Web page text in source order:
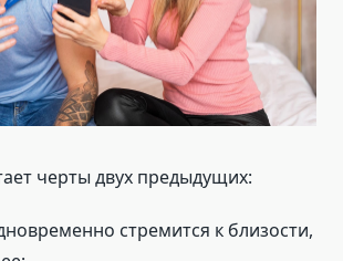
черты двух предыдущих:
стремится к близости,